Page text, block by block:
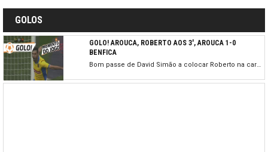
GOLOS
GOLO! AROUCA, ROBERTO AOS 3', AROUCA 1-0
BENFICA
Bom passe de David Simão a colocar Roberto na cara de Júlio César, com o avançado do Arouca a disparar de pé direito para o fundo das redes.